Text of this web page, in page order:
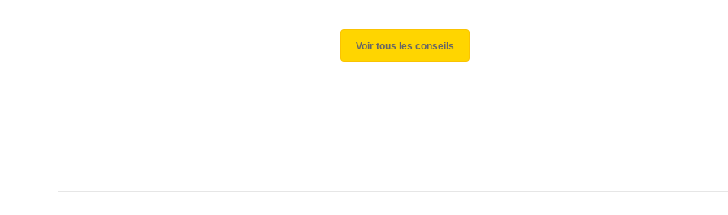
Voir tous les conseils